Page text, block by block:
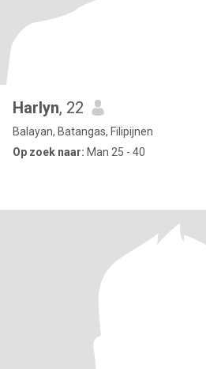
Harlyn, 22
Balayan, Batangas, Filipijnen
Op zoek naar: Man 25 - 40